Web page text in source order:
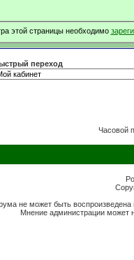
этой страницы необходимо
переход
Часовой
не может быть
Мнение администрации может